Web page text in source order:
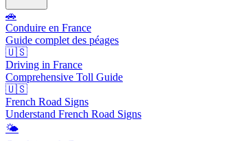
🚗
Conduire en France
Guide complet des péages
🇺🇸
Driving in France
Comprehensive Toll Guide
🇺🇸
French Road Signs
Understand French Road Signs
🌤️